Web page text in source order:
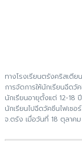
ทางโรงเรียนตรังคริสเตีย
การจัดการให้นักเรียนฉีดวั
นักเรียนอายุตั้งแต่ 12-18
นักเรียนไปฉีดวัคซีนไฟเซ
จ.ตรัง เมื่อวันที่ 18 ตุลาค